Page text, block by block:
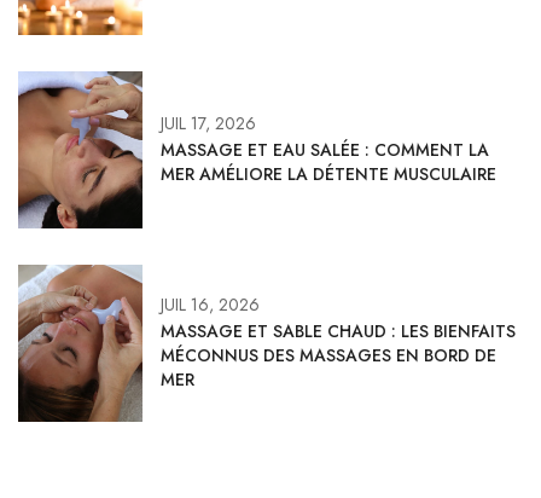
JUIL 17, 2026
MASSAGE ET EAU SALÉE : COMMENT LA
MER AMÉLIORE LA DÉTENTE MUSCULAIRE
JUIL 16, 2026
MASSAGE ET SABLE CHAUD : LES BIENFAITS
MÉCONNUS DES MASSAGES EN BORD DE
MER